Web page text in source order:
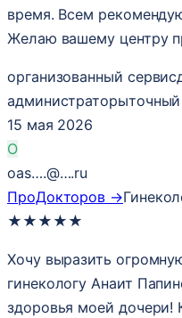
время. Всем
Желаю вашему центру
организованный сервис
администраторы
15 мая 2026
O
oas….@….ru
ПроДокторов →
★ ★ ★ ★ ★
Хочу выразить
гинекологу Анаит
здоровья моей дочери!